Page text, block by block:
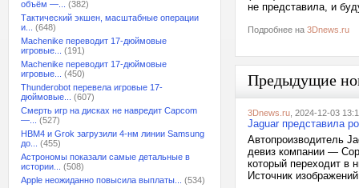
объём —...
(382)
Тактический экшен, масштабные операции
и...
(648)
Machenike переводит 17-дюймовые
игровые...
(191)
Machenike переводит 17-дюймовые
игровые...
(450)
Thunderobot перевела игровые 17-
дюймовые...
(607)
Смерть игр на дисках не навредит Capcom
—...
(527)
HBM4 и Grok загрузили 4-нм линии Samsung
до...
(455)
Астрономы показали самые детальные в
истории...
(508)
Apple неожиданно повысила выплаты...
(534)
не представила, и
Подробнее на 3Dnews.ru
Предыдущие
3Dnews.ru , 2024-12-03
Jaguar представила
Автопроизводитель
девиз компании —
который переходит в
Источник